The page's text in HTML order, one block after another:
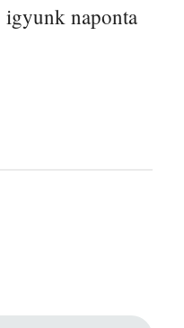
igyunk naponta